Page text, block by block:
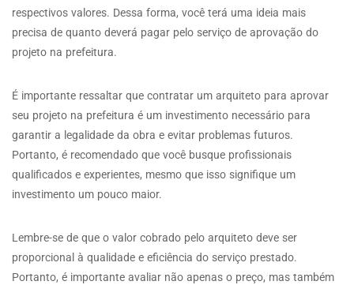
respectivos valores. Dessa forma, você terá uma ideia mais
precisa de quanto deverá pagar pelo serviço de aprovação do
projeto na prefeitura.
É importante ressaltar que contratar um arquiteto para aprovar
seu projeto na prefeitura é um investimento necessário para
garantir a legalidade da obra e evitar problemas futuros.
Portanto, é recomendado que você busque profissionais
qualificados e experientes, mesmo que isso signifique um
investimento um pouco maior.
Lembre-se de que o valor cobrado pelo arquiteto deve ser
proporcional à qualidade e eficiência do serviço prestado.
Portanto, é importante avaliar não apenas o preço, mas também